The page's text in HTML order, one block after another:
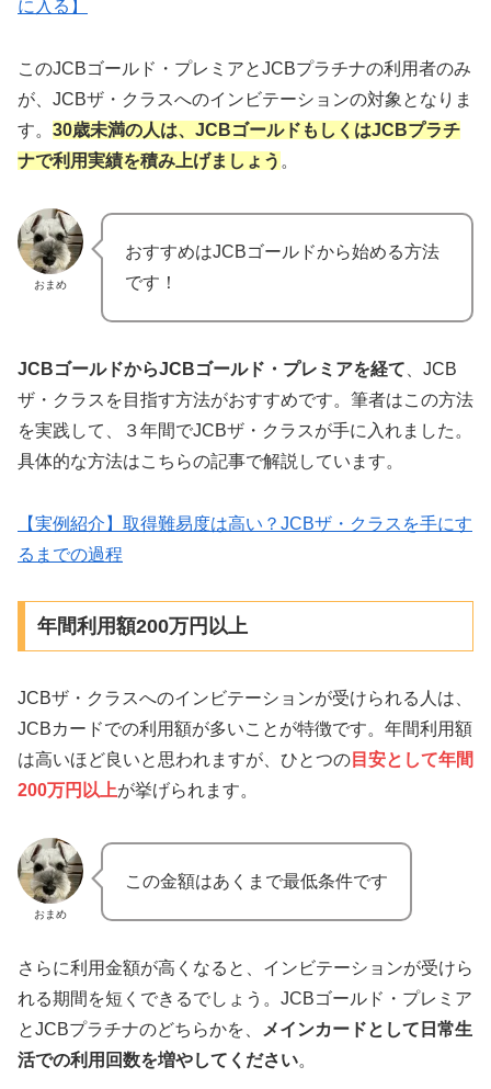
に入る】
このJCBゴールド・プレミアとJCBプラチナの利用者のみ
が、JCBザ・クラスへのインビテーションの対象となりま
す。 30歳未満の人は、JCBゴールドもしくはJCBプラチ
ナで利用実績を積み上げましょう 。
おまめ
おすすめはJCBゴールドから始める方法
です！
JCBゴールドからJCBゴールド・プレミアを経て 、JCB
ザ・クラスを目指す方法がおすすめです。筆者はこの方法
を実践して、３年間でJCBザ・クラスが手に入れました。
具体的な方法はこちらの記事で解説しています。
【実例紹介】取得難易度は高い？JCBザ・クラスを手にす
るまでの過程
年間利用額200万円以上
JCBザ・クラスへのインビテーションが受けられる人は、
JCBカードでの利用額が多いことが特徴です。年間利用額
は高いほど良いと思われますが、ひとつの 目安として年間
200万円 以上が挙げられます。
おまめ
この金額はあくまで最低条件です
さらに利用金額が高くなると、インビテーションが受けら
れる期間を短くできるでしょう。JCBゴールド・プレミア
とJCBプラチナのどちらかを、
メインカードとして日常生
活での利用回数を増やしてください。